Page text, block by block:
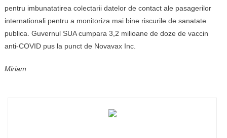
pentru imbunatatirea colectarii datelor de contact ale pasagerilor
internationali pentru a monitoriza mai bine riscurile de sanatate
publica. Guvernul SUA cumpara 3,2 milioane de doze de vaccin
anti-COVID pus la punct de Novavax Inc.
Miriam